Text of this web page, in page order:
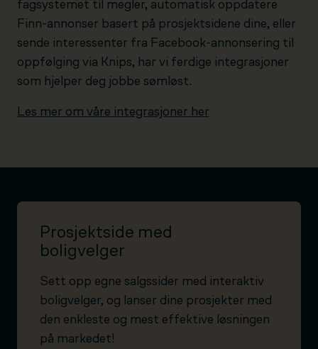
fagsystemet til megler, automatisk oppdatere
Finn-annonser basert på prosjektsidene dine, eller
sende interessenter fra Facebook-annonsering til
oppfølging via Knips, har vi ferdige integrasjoner
som hjelper deg jobbe sømløst.
Les mer om våre integrasjoner her
Prosjektside med
boligvelger
Sett opp egne salgssider med interaktiv
boligvelger, og lanser dine prosjekter med
den enkleste og mest effektive løsningen
på markedet!